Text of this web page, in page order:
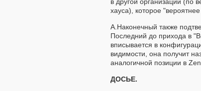
хауса), которое
А.Наконечный также
Последний до прихода в
вписывается в
видимости, она получит
аналогичной позиции в
ДОСЬЕ.